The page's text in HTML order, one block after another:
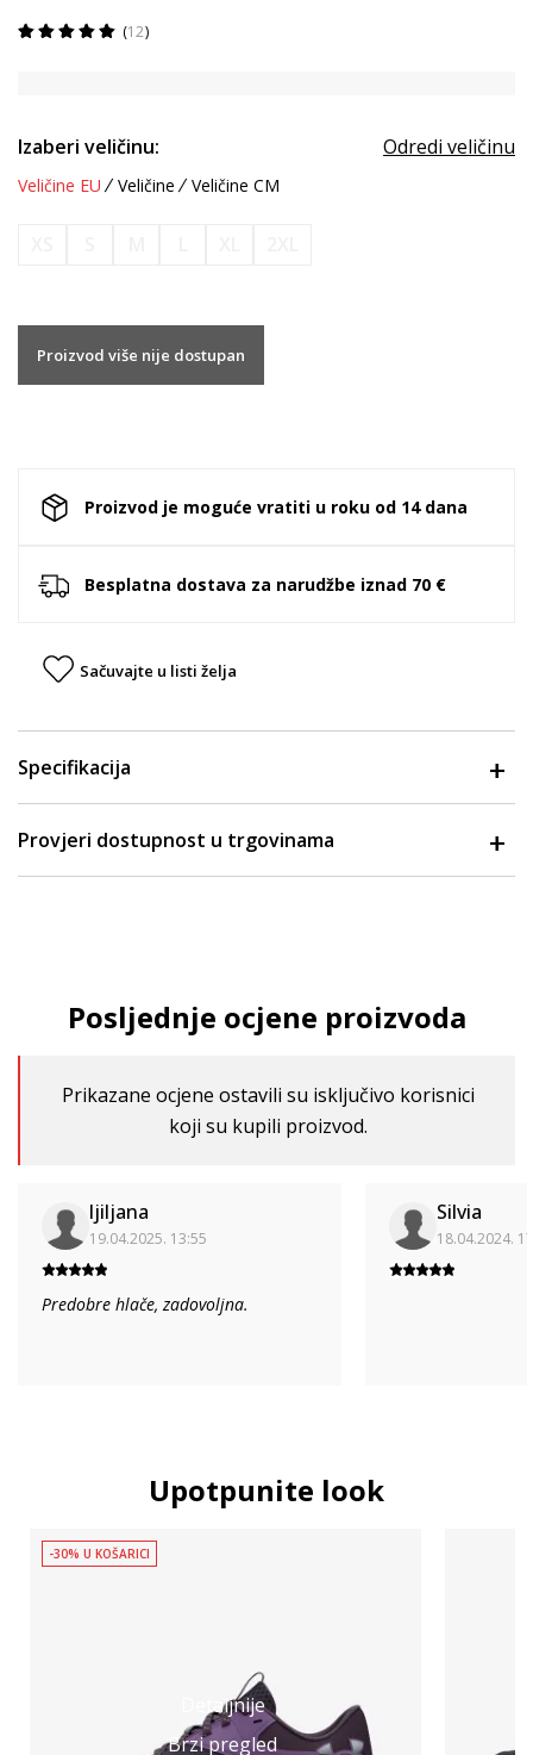
12
Izaberi veličinu: Odredi veličinu
Veličine EU Veličine Veličine CM
Proizvod više nije dostupan
Proizvod je moguće vratiti u roku od 14 dana
Besplatna dostava za narudžbe iznad 70 €
Sačuvajte u listi želja
Specifikacija
Provjeri dostupnost u trgovinama
Posljednje ocjene proizvoda
Prikazane ocjene ostavili su isključivo korisnici
koji su kupili proizvod.
ljiljana
19.04.2025. 13:55
Predobre hlače, zadovoljna.
Silvia
18.04.2024.
Upotpunite look
Detaljnije
Brzi pregled
-30% U KOŠARICI